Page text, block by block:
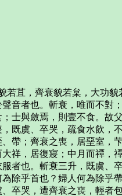
苴，齊衰貌若枲，大功
音者也。斬衰，唯而不
士與斂焉，則壹不食。
既虞、卒哭，疏食水飲
帶；齊衰之喪，居堊室
祥，居復寢；中月而禫
者也。斬衰三升，既虞
除乎首也？婦人何為除
卒哭，遭齊衰之喪，輕者